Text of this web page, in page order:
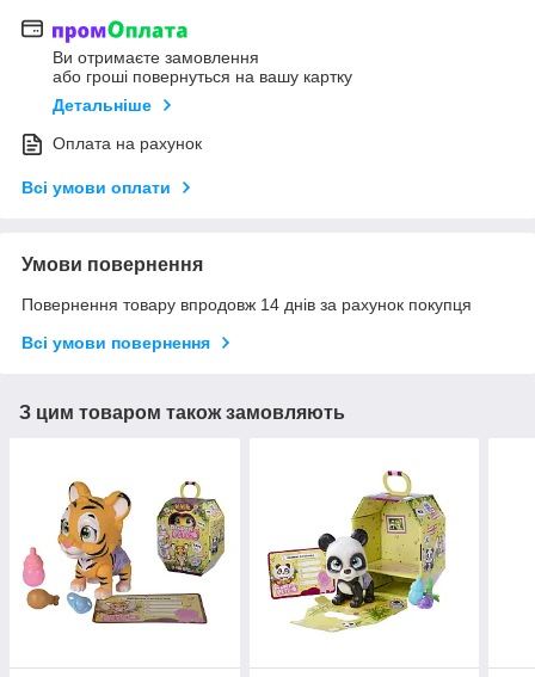
Ви отримаєте замовлення
або гроші повернуться на вашу картку
Детальніше
Оплата на рахунок
Всі умови оплати
Умови повернення
Повернення товару впродовж 14 днів за рахунок покупця
Всі умови повернення
З цим товаром також замовляють